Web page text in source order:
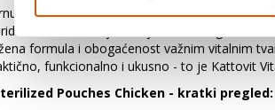
tjelesnu težinu ili probleme s urinarnim
normalnoj funkciji mokraćnog
formula i obogaćenost važnim vitalnim
funkcionalno i ukusno - to je Kattovit
Pouches Chicken - kratki pregled: